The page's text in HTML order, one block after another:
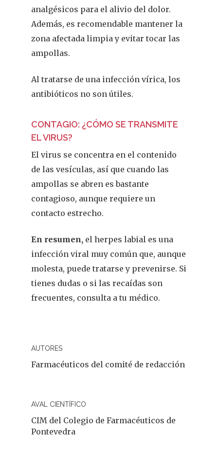
analgésicos para el alivio del dolor.
Además, es recomendable mantener la
zona afectada limpia y evitar tocar las
ampollas.
Al tratarse de una infección vírica, los
antibióticos no son útiles.
CONTAGIO: ¿CÓMO SE TRANSMITE
EL VIRUS?
El virus se concentra en el contenido
de las vesículas, así que cuando las
ampollas se abren es bastante
contagioso, aunque requiere un
contacto estrecho.
En resumen, el herpes labial es una
infección viral muy común que, aunque
molesta, puede tratarse y prevenirse. Si
tienes dudas o si las recaídas son
frecuentes, consulta a tu médico.
AUTORES
Farmacéuticos del comité de redacción
AVAL CIENTÍFICO
CIM del Colegio de Farmacéuticos de
Pontevedra